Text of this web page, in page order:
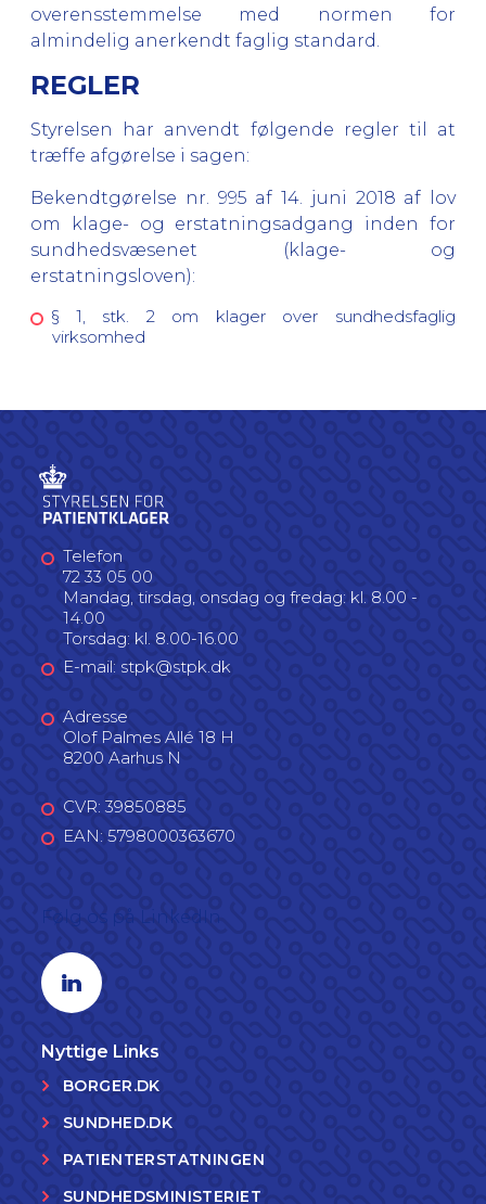
overensstemmelse med normen for
almindelig anerkendt faglig standard.
REGLER
Styrelsen har anvendt følgende regler til at
træffe afgørelse i sagen:
Bekendtgørelse nr. 995 af 14. juni 2018 af lov
om klage- og erstatningsadgang inden for
sundhedsvæsenet (klage- og
erstatningsloven):
§ 1, stk. 2 om klager over sundhedsfaglig
virksomhed
Telefon
72 33 05 00
Mandag, tirsdag, onsdag og fredag: kl. 8.00 -
14.00
Torsdag: kl. 8.00-16.00
E-mail: stpk@stpk.dk
Adresse
Olof Palmes Allé 18 H
8200 Aarhus N
CVR: 39850885
EAN: 5798000363670
Linkedin profil
Nyttige Links
BORGER.DK
SUNDHED.DK
PATIENTERSTATNINGEN
SUNDHEDSMINISTERIET